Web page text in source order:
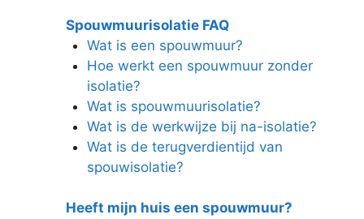
Spouwmuurisolatie FAQ
Wat is een spouwmuur?
Hoe werkt een spouwmuur zonder
isolatie?
Wat is spouwmuurisolatie?
Wat is de werkwijze bij na-isolatie?
Wat is de terugverdientijd van
spouwisolatie?
Heeft mijn huis een spouwmuur?